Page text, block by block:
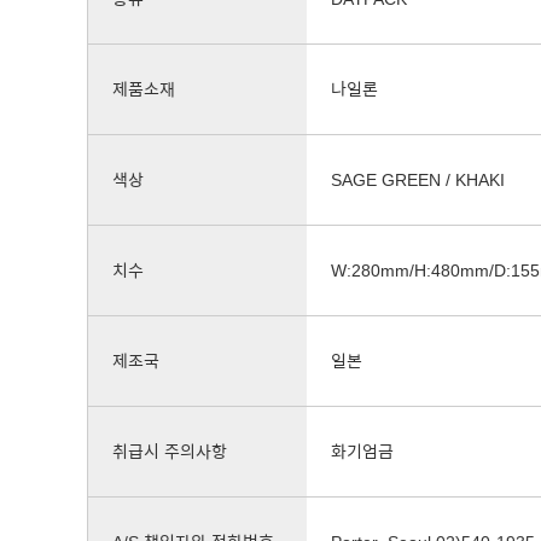
제품소재 나일론
색상 SAGE GREEN / KHAKI
치수 W:280mm/H:480mm/
제조국 일본
취급시 주의사항 화기엄금